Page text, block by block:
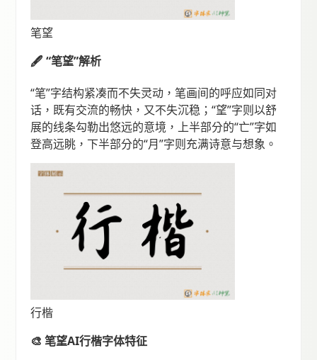
笔望
🖋️ “笔望”解析
“笔”字结构紧凑而不失灵动，笔画间的呼应如同对
话，既有交流的畅快，又不失沉稳；“望”字则以舒
展的线条勾勒出悠远的意境，上半部分的“亡”字如
登高远眺，下半部分的“月”字则充满诗意与想象。
行楷
🎨 笔望AI行楷字体特征